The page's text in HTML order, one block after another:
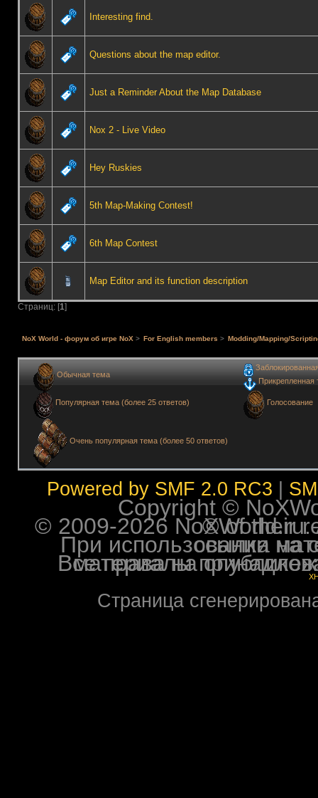
Interesting find.
Questions about the map editor.
Just a Reminder About the Map Database
Nox 2 - Live Video
Hey Ruskies
5th Map-Making Contest!
6th Map Contest
Map Editor and its function description
Страниц: [1]
NoX World - форум об игре NoX> For English members > Modding/Mapping/
Обычная тема
Популярная тема (более 25 ответов)
Очень популярная тема (более 50 ответов)
Прикрепленная
Голосование
Powered by SMF 2.0 RC3
Copyright ©
© 2009-2026 NoXWorld.ru. All
При использовании
Все права на опубликованные на форуме
Страница